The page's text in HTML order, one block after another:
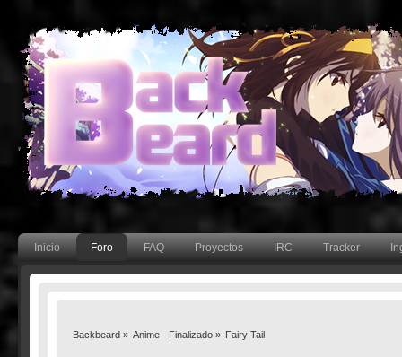
Inicio Foro FAQ Proyectos IRC Tracker
Backbeard» Anime - Finalizado » Fairy Tail